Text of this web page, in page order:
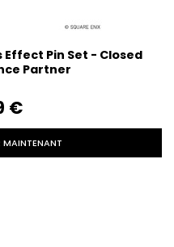
Effect Pin Set - Closed
Partner
‎€
MAINTENANT